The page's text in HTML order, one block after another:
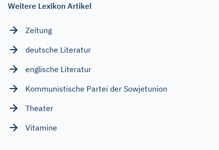
Weitere Lexikon Artikel
Zeitung
deutsche Literatur
englische Literatur
Kommunistische Partei der Sowjetunion
Theater
Vitamine